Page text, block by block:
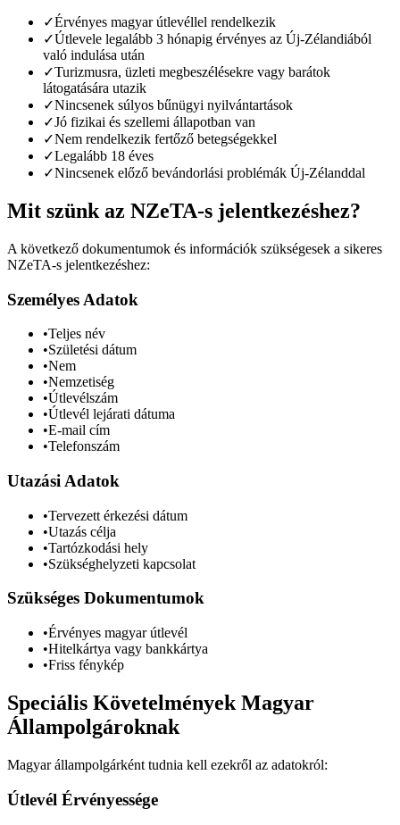
✓Érvényes magyar útlevéllel rendelkezik
✓Útlevele legalább 3 hónapig érvényes az Új-Zélandiából
való indulása után
✓Turizmusra, üzleti megbeszélésekre vagy barátok
látogatására utazik
✓Nincsenek súlyos bűnügyi nyilvántartások
✓Jó fizikai és szellemi állapotban van
✓Nem rendelkezik fertőző betegségekkel
✓Legalább 18 éves
✓Nincsenek előző bevándorlási problémák Új-Zélanddal
Mit szünk az NZeTA-s jelentkezéshez?
A következő dokumentumok és információk szükségesek a sikeres
NZeTA-s jelentkezéshez:
Személyes Adatok
•Teljes név
•Születési dátum
•Nem
•Nemzetiség
•Útlevélszám
•Útlevél lejárati dátuma
•E-mail cím
•Telefonszám
Utazási Adatok
•Tervezett érkezési dátum
•Utazás célja
•Tartózkodási hely
•Szükséghelyzeti kapcsolat
Szükséges Dokumentumok
•Érvényes magyar útlevél
•Hitelkártya vagy bankkártya
•Friss fénykép
Speciális Követelmények Magyar
Állampolgároknak
Magyar állampolgárként tudnia kell ezekről az adatokról:
Útlevél Érvényessége